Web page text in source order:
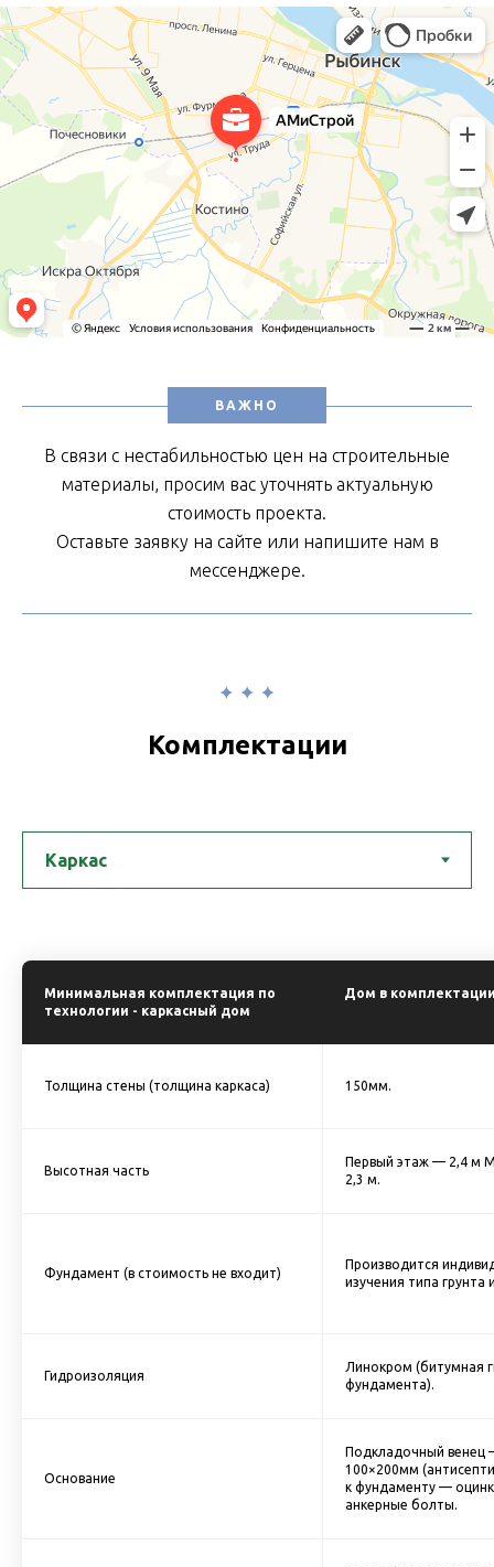
ВАЖНО
В связи с нестабильностью цен на строительные
материалы, просим вас уточнять актуальную
стоимость проекта.
Оставьте заявку на сайте или напишите нам в
мессенджере.
Комплектации
Минимальная комплектация по
технологии - каркасный дом
Дом в
Толщина стены (толщина каркаса) 150мм.
Высотная часть
Первый этаж — 2,4 м
2,3 м.
Фундамент (в стоимость не входит)
Производится
изучения типа грунта
Гидроизоляция
Линокром (битумная
фундамента).
Основание
Подкладочный венец
100×200мм
к фундаменту —
анкерные болты.